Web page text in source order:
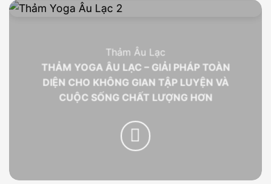
Thảm Âu Lạc
THẢM YOGA ÂU LẠC – GIẢI PHÁP TOÀN
DIỆN CHO KHÔNG GIAN TẬP LUYỆN VÀ
CUỘC SỐNG CHẤT LƯỢNG HƠN